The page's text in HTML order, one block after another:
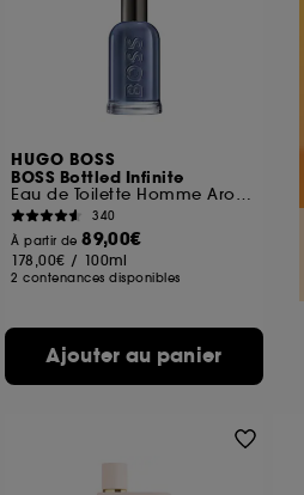
HUGO BOSS
BOSS Bottled Infinite
Eau de Toilette Homme Aromatique et Fruitée
340
À partir de89,00€
178,00€ / 100ml
2 contenances disponibles
Ajouter au panier